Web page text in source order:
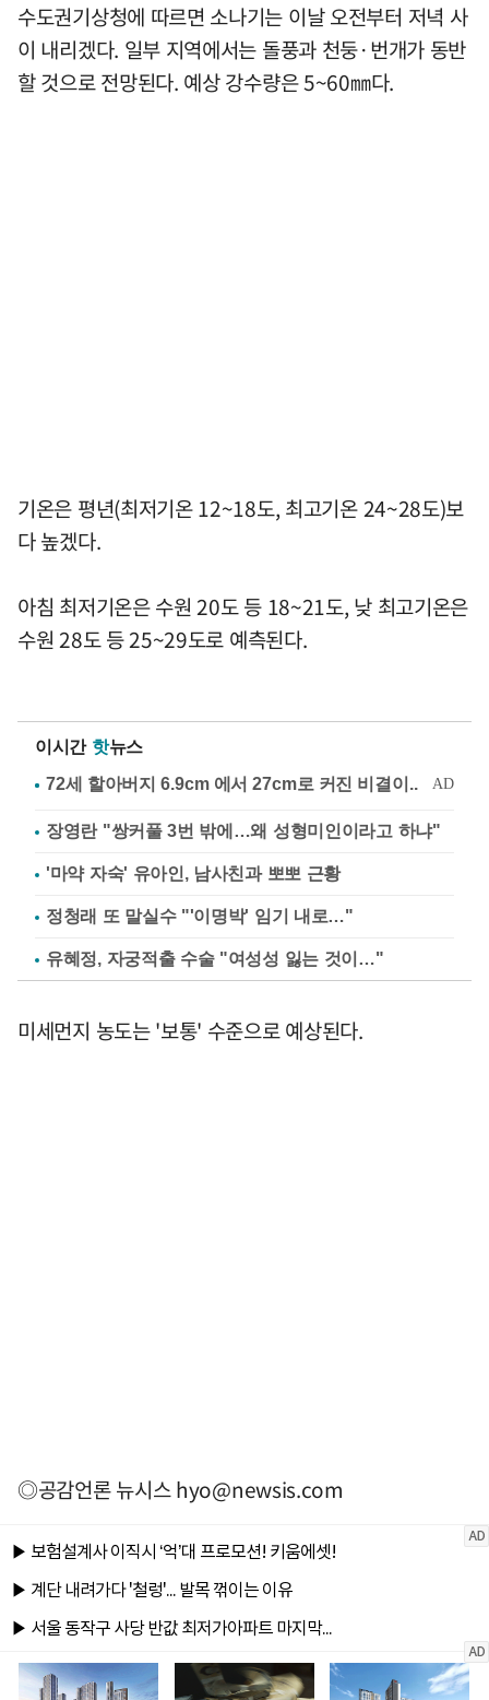
수도권기상청에 따르면 소나기는 이날 오전부터 저녁 사
이 내리겠다. 일부 지역에서는 돌풍과 천둥·번개가 동반
할 것으로 전망된다. 예상 강수량은 5~60㎜다.
기온은 평년(최저기온 12~18도, 최고기온 24~28도)보
다 높겠다.
아침 최저기온은 수원 20도 등 18~21도, 낮 최고기온은
수원 28도 등 25~29도로 예측된다.
이시간 핫뉴스
장영란 "쌍커풀 3번 밖에…왜 성형미인이라고 하냐"
'마약 자숙' 유아인, 남사친과 뽀뽀 근황
정청래 또 말실수 "'이명박' 임기 내로…"
유혜정, 자궁적출 수술 "여성성 잃는 것이…"
미세먼지 농도는 '보통' 수준으로 예상된다.
◎공감언론 뉴시스hyo@newsis.com